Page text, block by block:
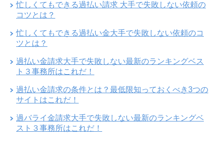
忙しくてもできる過払い請求 大手で失敗しない依頼の
コツとは？
忙しくてもできる過払い金大手で失敗しない依頼のコ
ツとは？
過払い金請求大手で失敗しない最新のランキングベス
ト３事務所はこれだ！
過払い金請求の条件とは？最低限知っておくべき3つの
サイトはこれだ！
過バライ金請求大手で失敗しない最新のランキングベ
スト３事務所はこれだ！